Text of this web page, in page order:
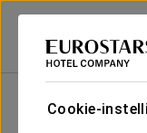
Cookie-
Eurostars Hotel Company